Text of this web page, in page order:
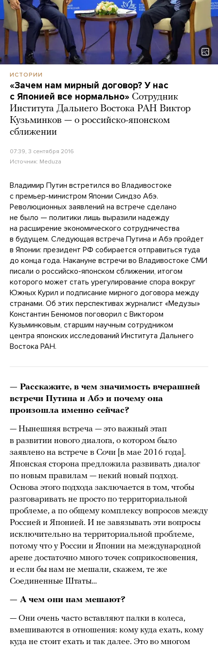
ИСТОРИИ
«Зачем нам мирный договор? У нас
с Японией все нормально» Сотрудник
Института Дальнего Востока РАН Виктор
Кузьминков — о российско-японском
сближении
07:39, 3 сентября 2016
Источник: Meduza
Владимир Путин встретился во Владивостоке
с премьер-министром Японии Синдзо Абэ.
Революционных заявлений на встрече сделано
не было — политики лишь выразили надежду
на расширение экономического сотрудничества
в будущем. Следующая встреча Путина и Абэ пройдет
в Японии: президент РФ собирается отправиться туда
до конца года. Накануне встречи во Владивостоке СМИ
писали о российско-японском сближении, итогом
которого может стать урегулирование спора вокруг
Южных Курил и подписание мирного договора между
странами. Об этих перспективах журналист «Медузы»
Константин Бенюмов поговорил с Виктором
Кузьминковым, старшим научным сотрудником
центра японских исследований Института Дальнего
Востока РАН.
— Расскажите, в чем значимость вчерашней
встречи Путина и Абэ и почему она
произошла именно сейчас?
— Нынешняя встреча — это важный этап
в развитии нового диалога, о котором было
заявлено на встрече в Сочи [в мае 2016 года].
Японская сторона предложила развивать диалог
по новым правилам — некий новый подход.
Основа этого подхода заключается в том, чтобы
разговаривать не просто по территориальной
проблеме, а по общему комплексу вопросов между
Россией и Японией. И не завязывать эти вопросы
исключительно на территориальной проблеме,
потому что у России и Японии на международной
арене достаточно много точек соприкосновения,
и если бы нам не мешали, скажем, те же
Соединенные Штаты…
— А чем они нам мешают?
— Они очень часто вставляют палки в колеса,
вмешиваются в отношения: кому куда ехать, кому
куда не стоит ехать и так далее. Это во многом